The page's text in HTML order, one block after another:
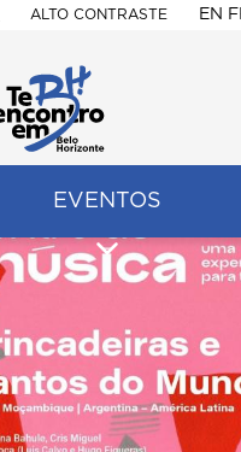
ALTO CONTRASTE EN
EVENTOS